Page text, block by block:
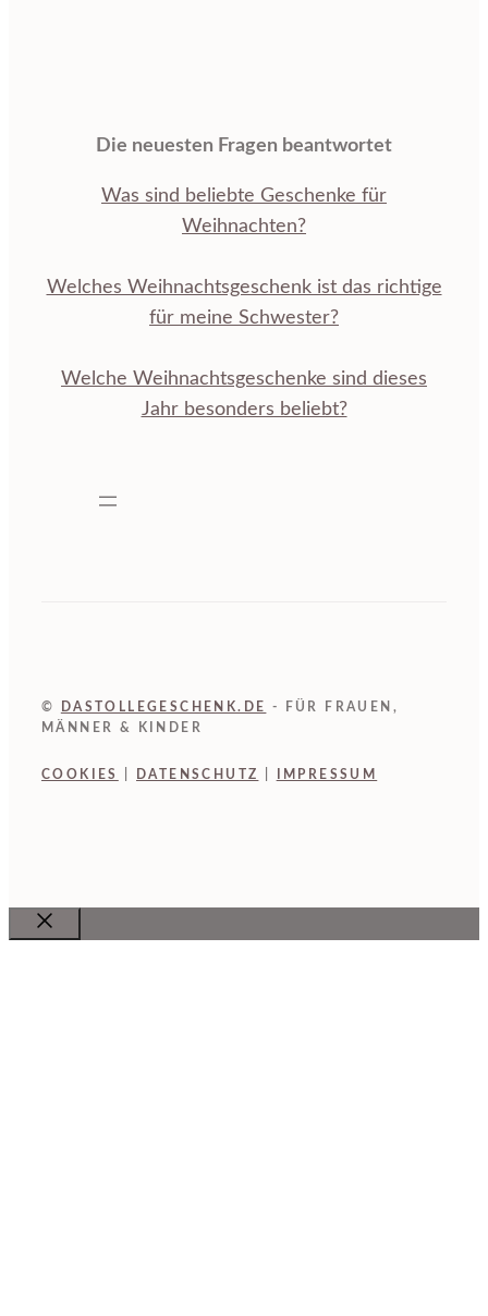
Die neuesten Fragen beantwortet
Was sind beliebte Geschenke für
Weihnachten?
Welches Weihnachtsgeschenk ist das richtige
für meine Schwester?
Welche Weihnachtsgeschenke sind dieses
Jahr besonders beliebt?
© DASTOLLEGESCHENK.DE
- FÜR FRAUEN,
MÄNNER & KINDER
COOKIES DATENSCHUTZ IMPRESSUM